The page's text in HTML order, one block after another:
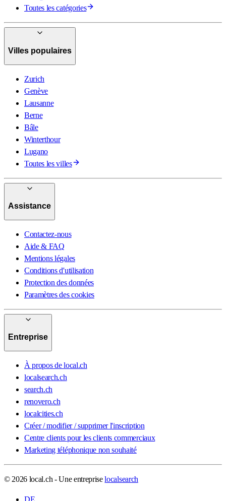
Toutes les catégories
Villes populaires
Zurich
Genève
Lausanne
Berne
Bâle
Winterthour
Lugano
Toutes les villes
Assistance
Contactez-nous
Aide & FAQ
Mentions légales
Conditions d'utilisation
Protection des données
Paramètres des cookies
Entreprise
À propos de local.ch
localsearch.ch
search.ch
renovero.ch
localcities.ch
Créer / modifier / supprimer l'inscription
Centre clients pour les clients commerciaux
Marketing téléphonique non souhaité
© 2026 local.ch - Une entrepriselocalsearch
DE